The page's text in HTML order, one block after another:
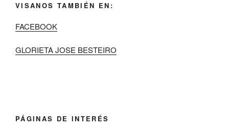
VISANOS TAMBIÉN EN:
FACEBOOK
GLORIETA JOSE BESTEIRO
PÁGINAS DE INTERÉS